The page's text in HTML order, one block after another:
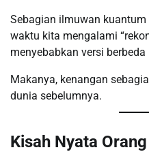
Sebagian ilmuwan
waktu kita mengalami
menyebabkan versi
Makanya, kenangan
dunia sebelumnya.
Kisah Nyata